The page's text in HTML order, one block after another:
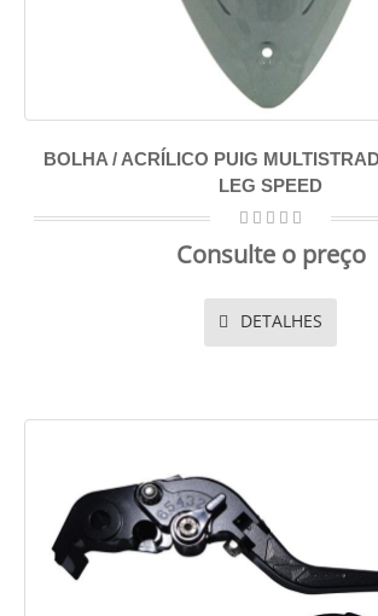
BOLHA / ACRÍLICO PUIG
LEG SPEED
Consulte o preço
DETALHES